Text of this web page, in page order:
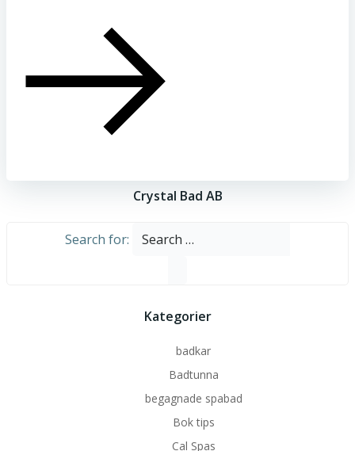
Crystal Bad AB
Search for:
Kategorier
badkar
Badtunna
begagnade spabad
Bok tips
Cal Spas